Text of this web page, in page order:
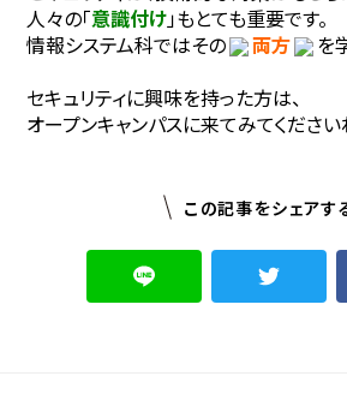
人々の「意識付け」もとても重要です。
情報システム科ではその
両方 を
セキュリティに興味を持った方は、
オープンキャンパスに来てみてください
この記事をシェアす